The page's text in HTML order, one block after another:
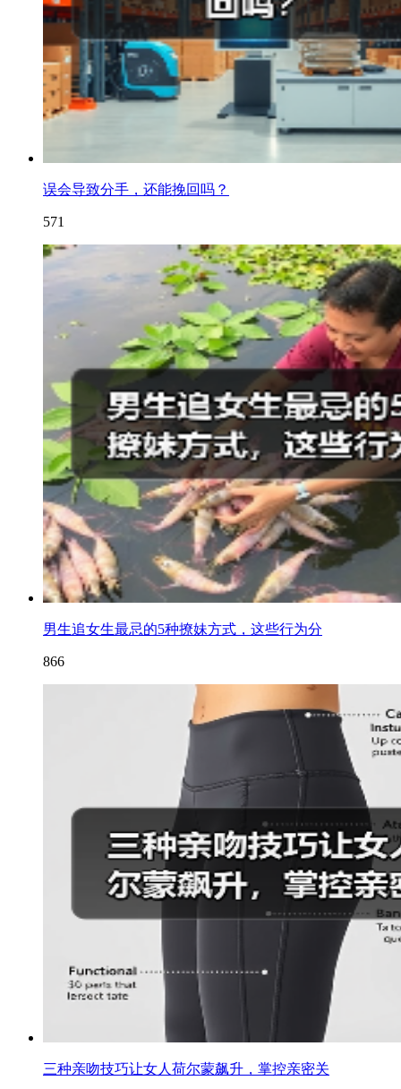
误会导致分手，还能挽回吗？
571
男生追女生最忌的5种撩妹方式，这些行为分
866
三种亲吻技巧让女人荷尔蒙飙升，掌控亲密关